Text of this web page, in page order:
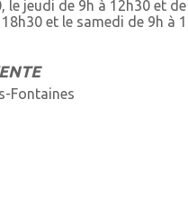
le jeudi de 9h à 12h30 et
et le samedi de 9h à
Fontaines